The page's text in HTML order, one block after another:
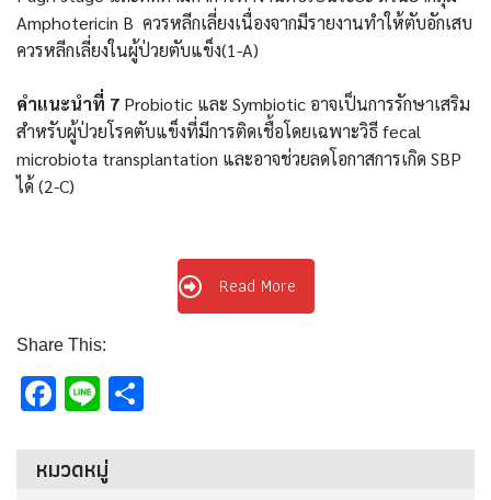
Amphotericin B ควรหลีกเลี่ยงเนื่องจากมีรายงานทำให้ตับอักเสบ
ควรหลีกเลี่ยงในผู้ป่วยตับแข็ง(1-A)
คำแนะนำที่ 7 Probiotic และ Symbiotic อาจเป็นการรักษาเสริม
สำหรับผู้ป่วยโรคตับแข็งที่มีการติดเชื้อโดยเฉพาะวิธีfecal
microbiota transplantation และอาจช่วยลดโอกาสการเกิด SBP
ได้ (2-C)
Read More
Share This:
Facebook
Line
หมวดหมู่